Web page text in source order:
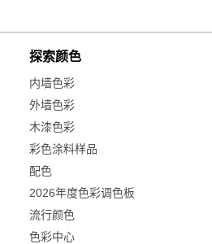
探索颜色
内墙色彩
外墙色彩
木漆色彩
彩色涂料样品
配色
2026年度色彩调色板
流行颜色
色彩中心